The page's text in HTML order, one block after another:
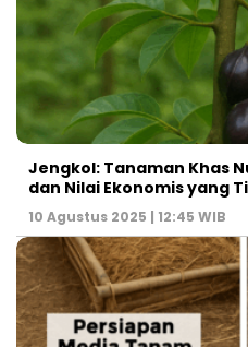
Jengkol: Tanaman Khas
dan Nilai Ekonomis yang
10 Agustus 2025 | 12:45 WIB